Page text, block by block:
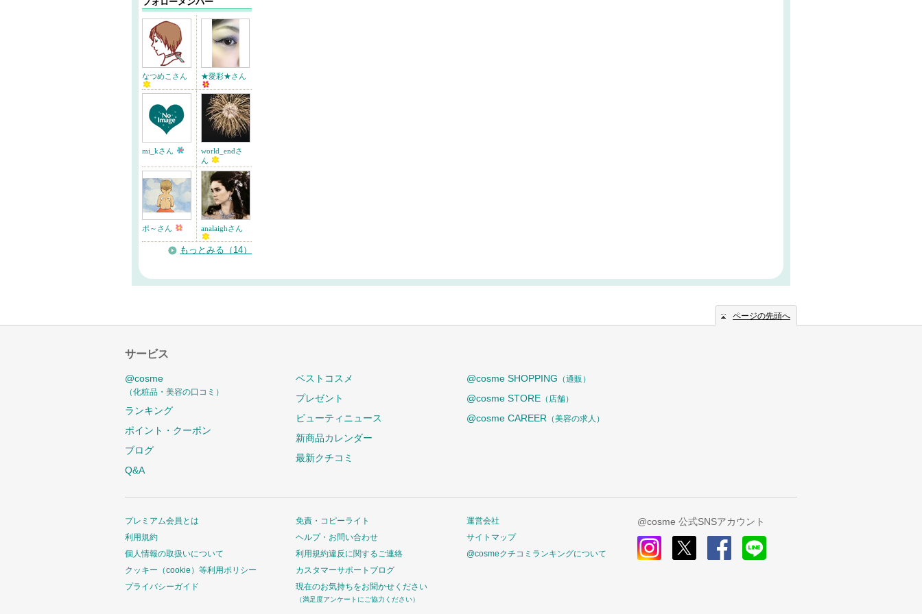
なつめこさん ★愛彩★さん
mi_kさん
world_endさ
ん
ポ～さん analaighさん
もっとみる（14）
ページの先頭へ
サービス
@cosme
（化粧品・美容の口コミ）
ランキング
ポイント・クーポン
ブログ
Q&A
ベストコスメ
プレゼント
ビューティニュース
新商品カレンダー
最新クチコミ
@cosme SHOPPING （通販）
@cosme STORE （店舗）
@cosme CAREER （美容の求人）
プレミアム会員とは
利用規約
個人情報の取扱いについて
クッキー（cookie）等利用ポリシー
プライバシーガイド
免責・コピーライト
ヘルプ・お問い合わせ
利用規約違反に関するご連絡
カスタマーサポートブログ
現在のお気持ちをお聞かせください
（満足度アンケートにご協力ください）
運営会社
サイトマップ
@cosmeクチコミランキングについて
@cosme 公式SNSアカウント